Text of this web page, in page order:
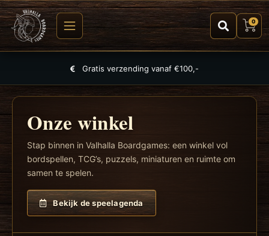
0
Grootste selectie aan spellen, puzzels en TCGs
Onze winkel
Stap binnen in Valhalla Boardgames: een winkel vol
bordspellen, TCG’s, puzzels, miniaturen en ruimte om
samen te spelen.
Bekijk de speelagenda